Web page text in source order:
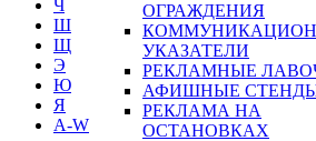
ОГРАЖДЕНИЯ
УКАЗАТЕЛИ
РЕКЛАМНЫЕ
АФИШНЫЕ
РЕКЛАМА НА
ОСТАНОВКАХ
Ч
Ш
Щ
Э
Ю
Я
A-W